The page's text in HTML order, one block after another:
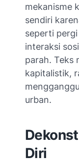
mekanisme
sendiri
seperti
interaksi
parah. Teks
kapitalistik,
urban.
Diri